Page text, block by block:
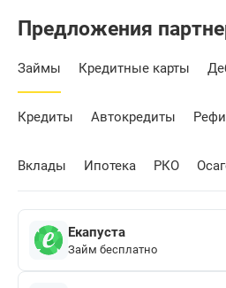
Предложения
Займы Кредитные карты
Кредиты Автокредиты
Вклады Ипотека РКО
Екапуста
Займ бесплатно